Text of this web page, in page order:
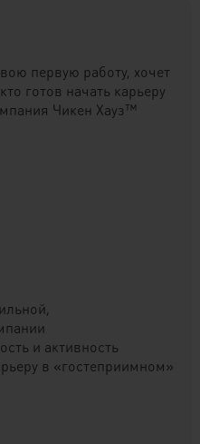
первую работу, хочет
готов начать карьеру
Чикен Хауз™
и активность
в «гостеприимном»